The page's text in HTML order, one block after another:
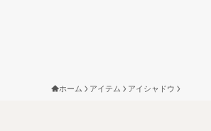
ホーム アイテム アイシャドウ